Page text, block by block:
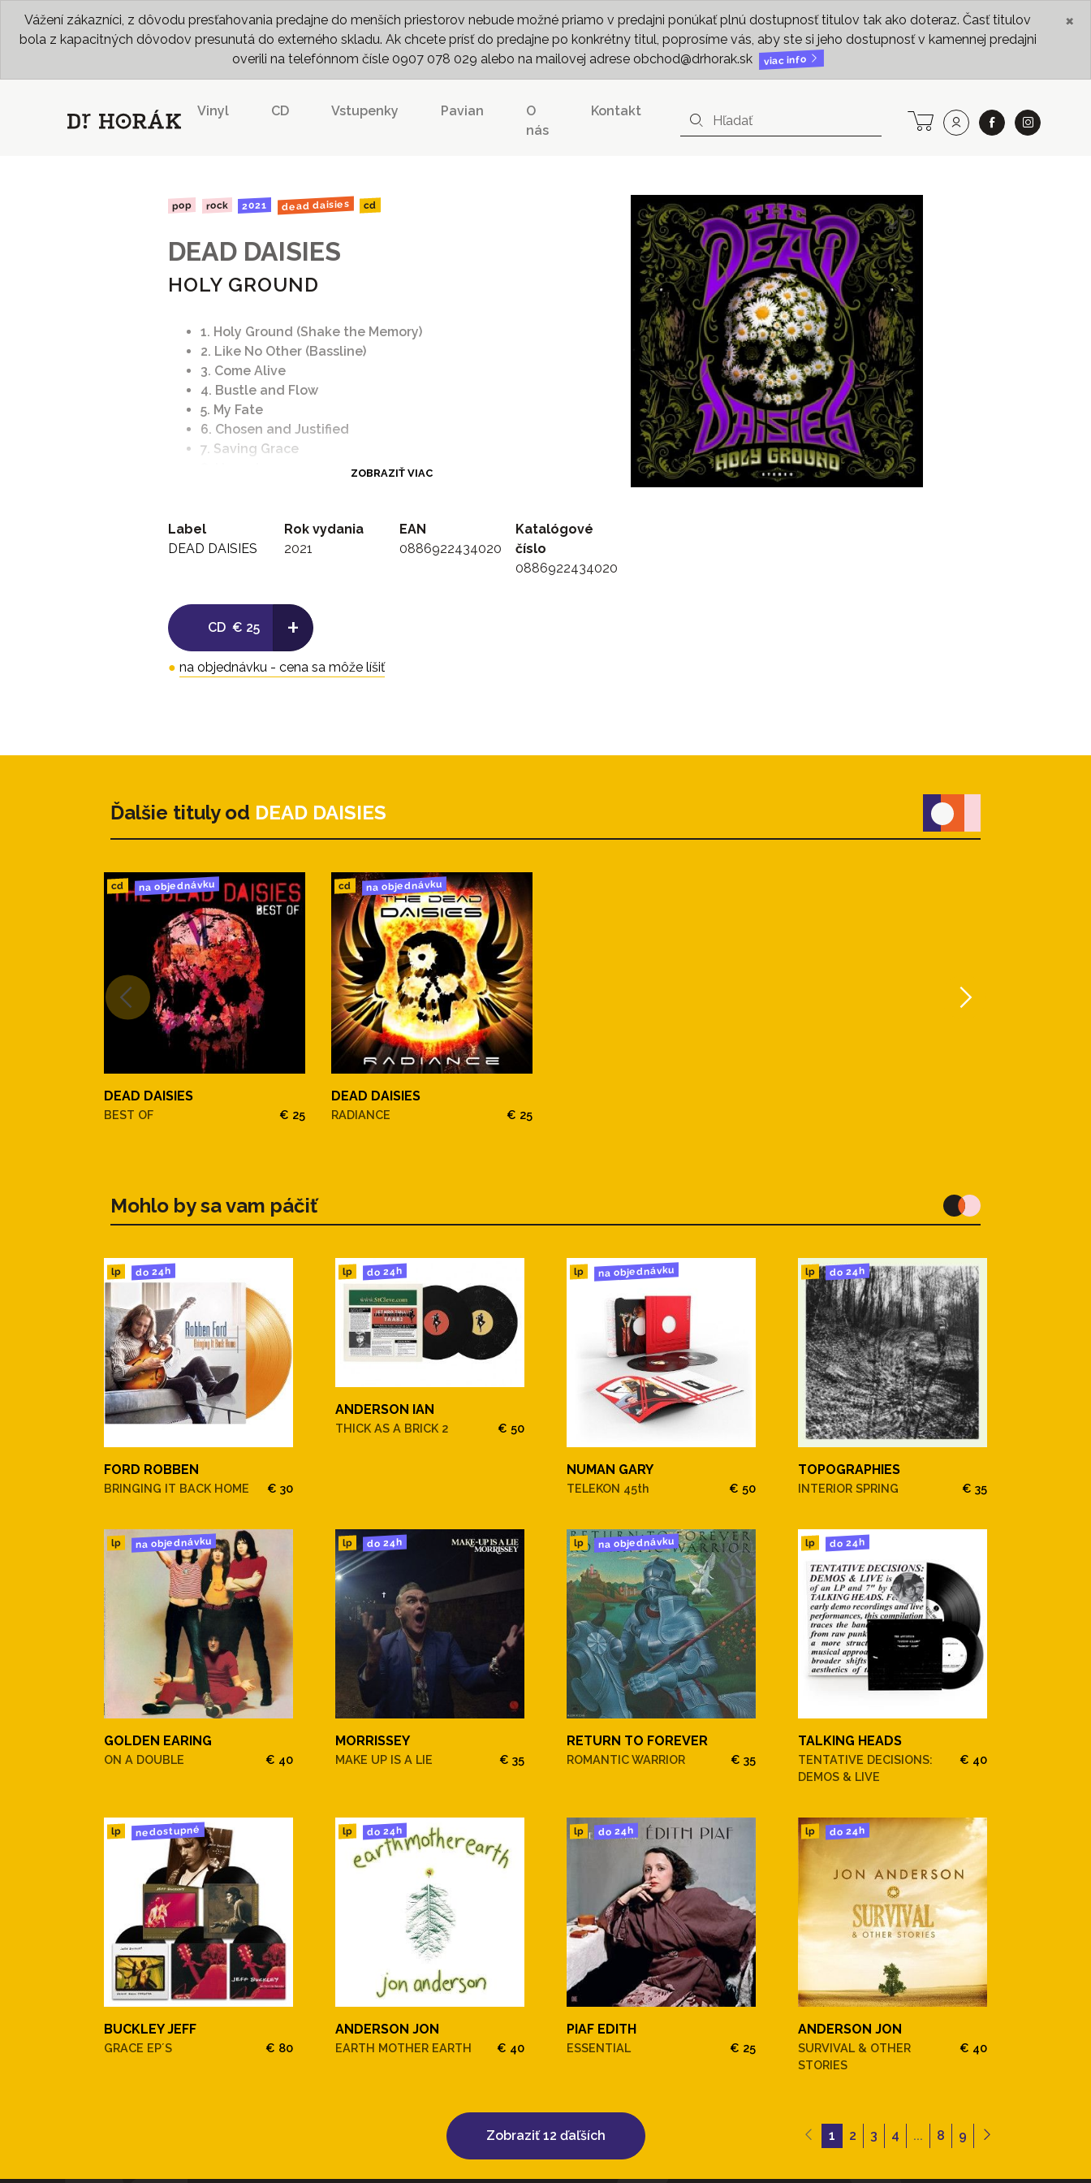
Vážení zákazníci, z dôvodu presťahovania predajne do menších priestorov nebude možné priamo v predajni ponúkať plnú dostupnosť titulov tak ako doteraz. Časť titulov
bola z kapacitných dôvodov presunutá do externého skladu. Ak chcete prísť do predajne po konkrétny titul, poprosíme vás, aby ste si jeho dostupnosť v kamennej predajni
overili na telefónnom čísle 0907 078 029 alebo na mailovej adrese obchod@drhorak.sk
viac info
×
Vinyl CD Vstupenky Pavian
O
nás
Kontakt
pop rock 2021 dead daisies cd
DEAD DAISIES
HOLY GROUND
1. Holy Ground (Shake the Memory)
2. Like No Other (Bassline)
3. Come Alive
4. Bustle and Flow
5. My Fate
6. Chosen and Justified
7. Saving Grace
11. Far Away
ZOBRAZIŤ VIAC
Label
DEAD DAISIES
Rok vydania
2021
EAN
0886922434020
Katalógové
číslo
0886922434020
CD € 25 +
● na objednávku - cena sa môže líšiť
Ďalšie tituly od DEAD DAISIES
cd na objednávku
DEAD DAISIES
BEST OF € 25
cd na objednávku
DEAD DAISIES
RADIANCE € 25
Mohlo by sa vam páčiť
lp do 24h
FORD ROBBEN
BRINGING IT BACK HOME € 30
lp do 24h
ANDERSON IAN
THICK AS A BRICK 2 € 50
lp na objednávku
NUMAN GARY
TELEKON 45th € 50
lp do 24h
TOPOGRAPHIES
INTERIOR SPRING € 35
lp na objednávku
GOLDEN EARING
ON A DOUBLE € 40
lp do 24h
MORRISSEY
MAKE UP IS A LIE € 35
lp na objednávku
RETURN TO FOREVER
ROMANTIC WARRIOR € 35
lp do 24h
TALKING HEADS
TENTATIVE DECISIONS:
DEMOS & LIVE
€ 40
lp nedostupné
BUCKLEY JEFF
GRACE EP´S € 80
lp do 24h
ANDERSON JON
EARTH MOTHER EARTH € 40
lp do 24h
PIAF EDITH
ESSENTIAL € 25
lp do 24h
ANDERSON JON
SURVIVAL & OTHER
STORIES
€ 40
Zobraziť 12 ďaľších 1 2 3 4 ... 8 9